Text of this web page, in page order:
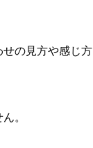
せの見方や感じ方
。